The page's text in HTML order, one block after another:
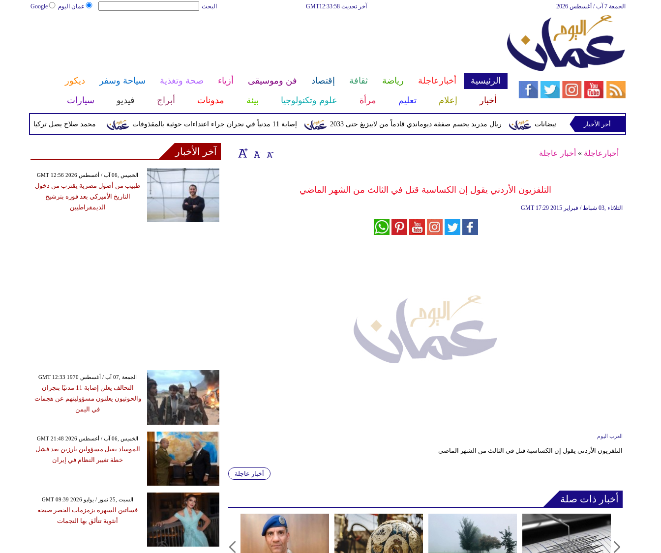
عمان اليوم Google البحث آخر تحديث GMT12:33:58 الجمعة 7 آب / أغسطس 2026
الرئيسية أخبارعاجلة رياضة ثقافة إقتصاد فن وموسيقى أزياء صحة وتغذية سياحة وسفر
ديكور
أخبار
إعلام تعليم مرأة علوم وتكنولوجيا بيئة مدونات أبراج فيديو سيارات
محمد صلاح يصل تركيا الأربعاء لإتمام إصابة 11 مدنياً في نجران جراء اعتداءات حوثية بالمقذوفات ريال مدريد يحسم صفقة ديوماندي قادماً من لايبزيغ حتى 2033 من أمطار غزيرة وفيضانات
أخر الأخبار
أخبارعاجلة » أخبار عاجلة
التلفزيون الأردني يقول إن الكساسبة قتل في الثالث من الشهر الماضي
GMT 17:29 2015 الثلاثاء ,03 شباط / فبراير
العرب اليوم
التلفزيون الأردني يقول إن الكساسبة قتل في الثالث من الشهر الماضي
أخبار عاجلة
أخبار ذات صلة
آخر الأخبار
GMT 12:56 2026 الخميس ,06 آب / أغسطس
طبيب من أصول مصرية يقترب من دخول
التاريخ الأميركي بعد فوزه بترشيح
الديمقراطيين
GMT 12:33 1970 الجمعة ,07 آب / أغسطس
التحالف يعلن إصابة 11 مدنيًا بنجران
والحوثيون يعلنون مسؤوليتهم عن هجمات
في اليمن
GMT 21:48 2026 الخميس ,06 آب / أغسطس
الموساد يقيل مسؤولين بارزين بعد فشل
خطة تغيير النظام في إيران
GMT 09:39 2026 السبت ,25 تموز / يوليو
فساتين السهرة بزمزمات الخصر صيحة
أنثوية تتألق بها النجمات